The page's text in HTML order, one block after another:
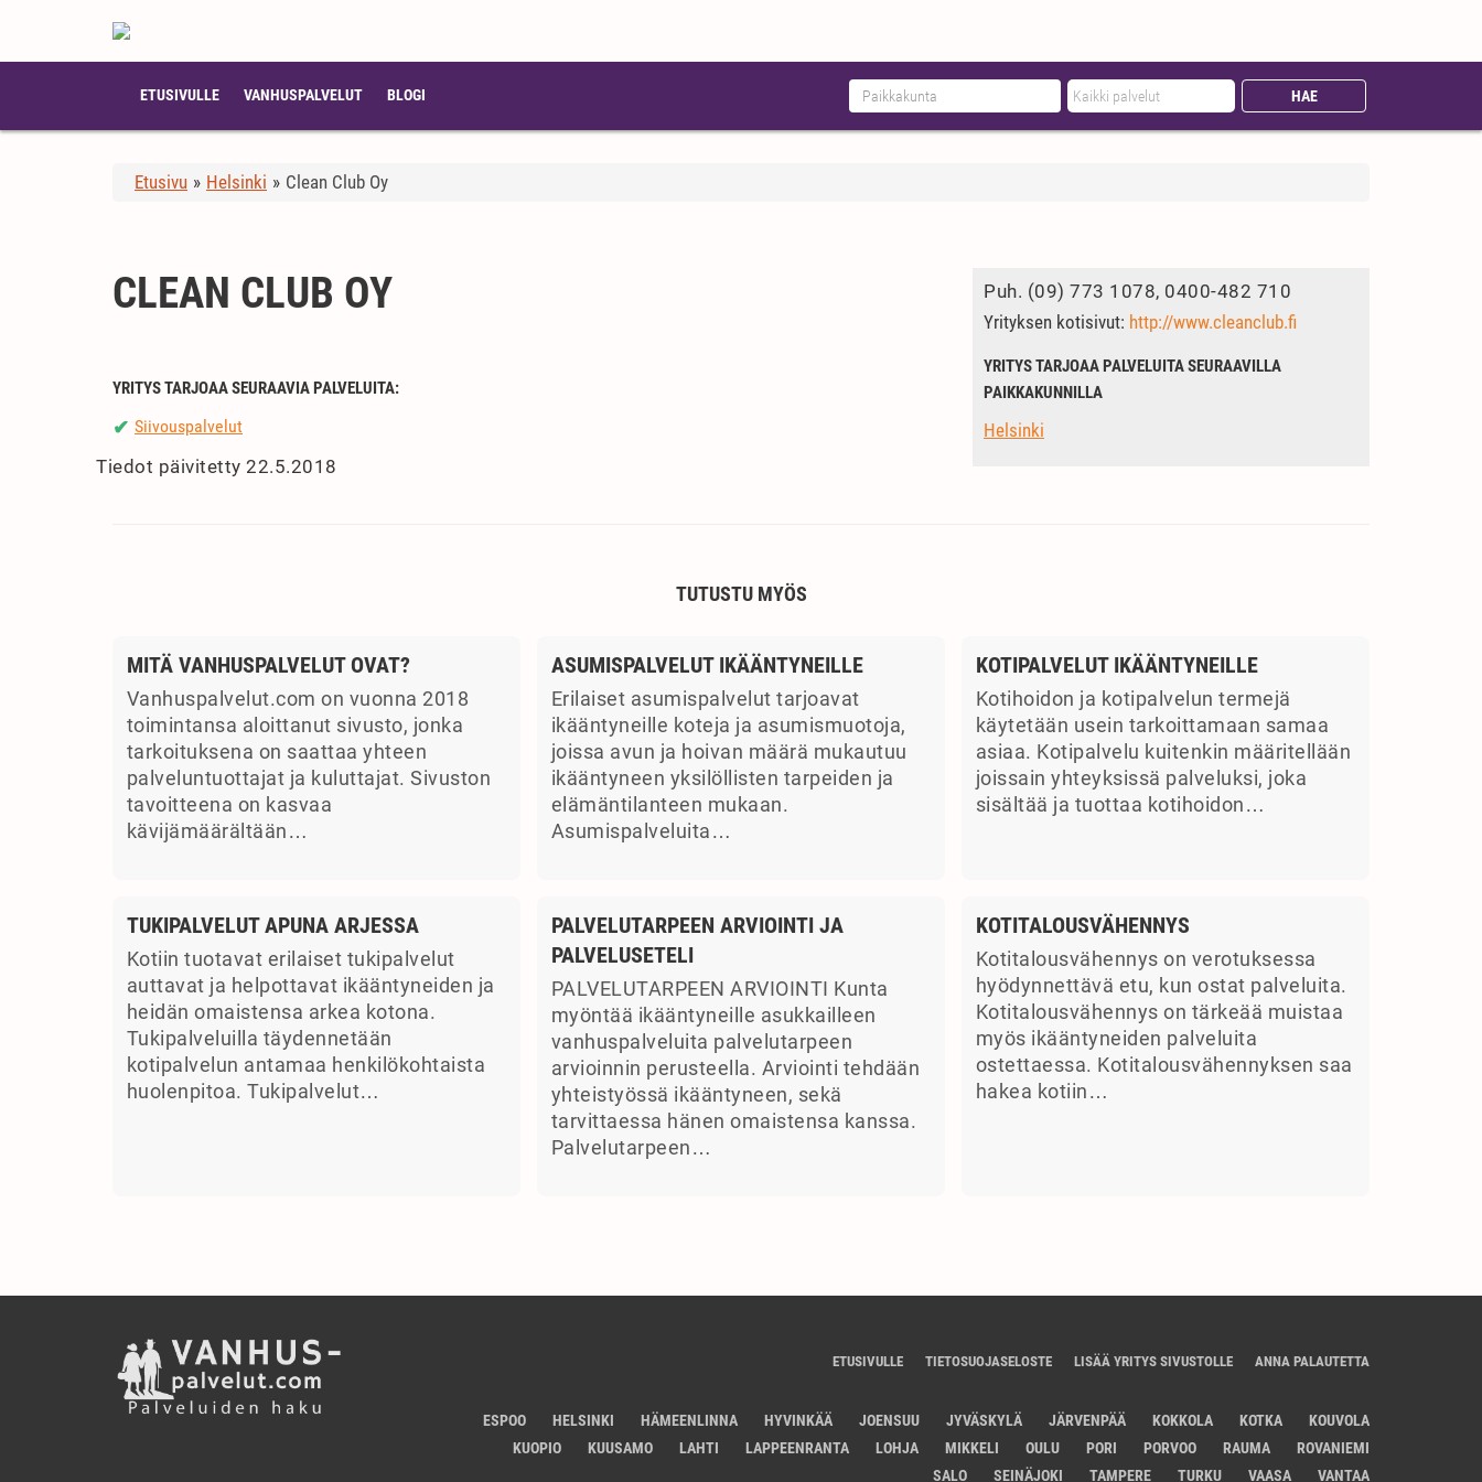
ETUSIVULLE VANHUSPALVELUT BLOGI
Etusivu » Helsinki » Clean Club Oy
CLEAN CLUB OY
YRITYS TARJOAA SEURAAVIA PALVELUITA:
✔ Siivouspalvelut
Tiedot päivitetty 22.5.2018
Puh. (09) 773 1078, 0400-482 710
Yrityksen kotisivut: http://www.cleanclub.fi
YRITYS TARJOAA PALVELUITA SEURAAVILLA
PAIKKAKUNNILLA
Helsinki
TUTUSTU MYÖS
MITÄ VANHUSPALVELUT OVAT?
Vanhuspalvelut.com on vuonna 2018
toimintansa aloittanut sivusto, jonka
tarkoituksena on saattaa yhteen
palveluntuottajat ja kuluttajat. Sivuston
tavoitteena on kasvaa
kävijämäärältään…
ASUMISPALVELUT IKÄÄNTYNEILLE
Erilaiset asumispalvelut tarjoavat
ikääntyneille koteja ja asumismuotoja,
joissa avun ja hoivan määrä mukautuu
ikääntyneen yksilöllisten tarpeiden ja
elämäntilanteen mukaan.
Asumispalveluita…
KOTIPALVELUT IKÄÄNTYNEILLE
Kotihoidon ja kotipalvelun termejä
käytetään usein tarkoittamaan samaa
asiaa. Kotipalvelu kuitenkin määritellään
joissain yhteyksissä palveluksi, joka
sisältää ja tuottaa kotihoidon…
TUKIPALVELUT APUNA ARJESSA
Kotiin tuotavat erilaiset tukipalvelut
auttavat ja helpottavat ikääntyneiden ja
heidän omaistensa arkea kotona.
Tukipalveluilla täydennetään
kotipalvelun antamaa henkilökohtaista
huolenpitoa. Tukipalvelut…
PALVELUTARPEEN ARVIOINTI JA
PALVELUSETELI
PALVELUTARPEEN ARVIOINTI Kunta
myöntää ikääntyneille asukkailleen
vanhuspalveluita palvelutarpeen
arvioinnin perusteella. Arviointi tehdään
yhteistyössä ikääntyneen, sekä
tarvittaessa hänen omaistensa kanssa.
Palvelutarpeen…
KOTITALOUSVÄHENNYS
Kotitalousvähennys on verotuksessa
hyödynnettävä etu, kun ostat palveluita.
Kotitalousvähennys on tärkeää muistaa
myös ikääntyneiden palveluita
ostettaessa. Kotitalousvähennyksen saa
hakea kotiin…
ETUSIVULLE TIETOSUOJASELOSTE LISÄÄ YRITYS SIVUSTOLLE ANNA PALAUTETTA
ESPOO HELSINKI HÄMEENLINNA HYVINKÄÄ JOENSUU JYVÄSKYLÄ JÄRVENPÄÄ KOKKOLA KOTKA
KOUVOLA
KUOPIO
KUUSAMO LAHTI LAPPEENRANTA LOHJA MIKKELI OULU PORI PORVOO RAUMA
ROVANIEMI
SALO
SEINÄJOKI TAMPERE TURKU VAASA VANTAA